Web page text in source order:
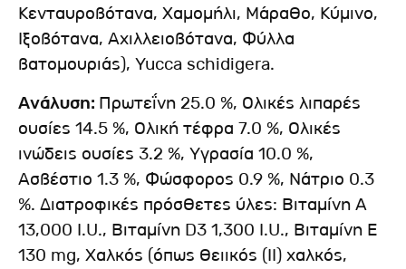
Κενταυροβότανα, Χαμομήλι, Μάραθο, Κύμινο,
Ιξοβότανα, Αχιλλειοβότανα, Φύλλα
βατομουριάς), Yucca schidigera.
Ανάλυση: Πρωτεΐνη 25.0 %, Ολικές λιπαρές
ουσίες 14.5 %, Ολική τέφρα 7.0 %, Ολικές
ινώδεις ουσίες 3.2 %, Υγρασία 10.0 %,
Ασβέστιο 1.3 %, Φώσφορος 0.9 %, Νάτριο 0.3
%. Διατροφικές πρόσθετες ύλες: Βιταμίνη A
13,000 I.U., Βιταμίνη D3 1,300 I.U., Βιταμίνη Ε
130 mg, Χαλκός (όπως θειικός (ΙΙ) χαλκός,